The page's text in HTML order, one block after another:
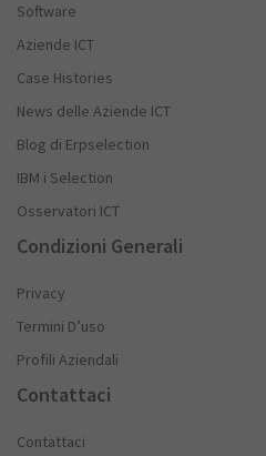
Software
Aziende ICT
Case Histories
News delle Aziende ICT
Blog di Erpselection
IBM i Selection
Osservatori ICT
Condizioni Generali
Privacy
Termini D’uso
Profili Aziendali
Contattaci
Contattaci